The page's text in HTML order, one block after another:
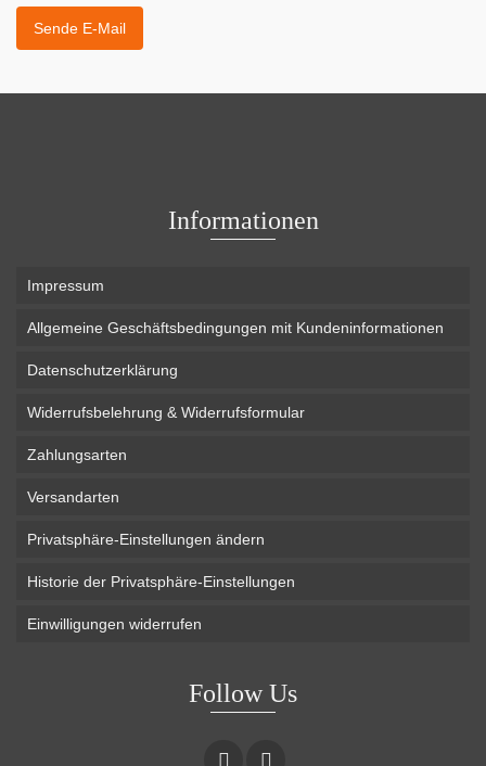
Informationen
Impressum
Allgemeine Geschäftsbedingungen mit Kundeninformationen
Datenschutzerklärung
Widerrufsbelehrung & Widerrufsformular
Zahlungsarten
Versandarten
Privatsphäre-Einstellungen ändern
Historie der Privatsphäre-Einstellungen
Einwilligungen widerrufen
Follow Us